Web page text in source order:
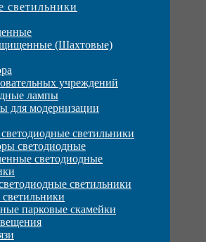
светильники
(Шахтовые)
учреждений
лампы
для модернизации
светильники
светодиодные
светодиодные
светильники
парковые скамейки